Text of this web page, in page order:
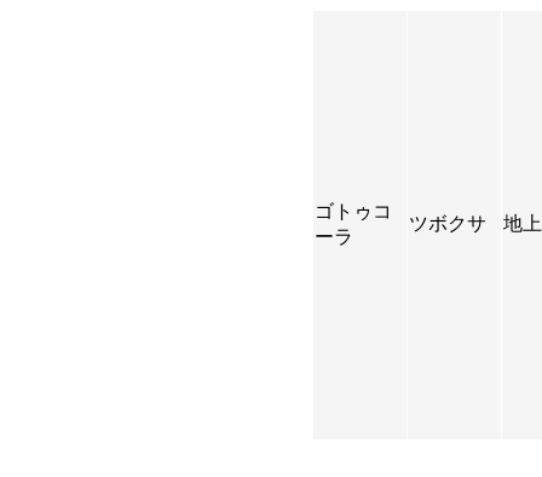
ゴトゥコ
ーラ
ツボクサ 地